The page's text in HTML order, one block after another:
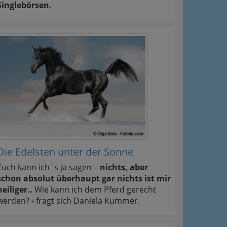
.
Edelsten unter der Sonne
kann ich´s ja sagen – nichts, aber
absolut überhaupt gar nichts ist mir
Wie kann ich dem Pferd gerecht
- fragt sich Daniela Kummer.